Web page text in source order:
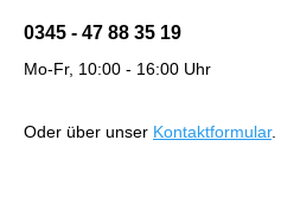
0345 - 47 88 35 19
Mo-Fr, 10:00 - 16:00 Uhr
Oder über unser Kontaktformular.